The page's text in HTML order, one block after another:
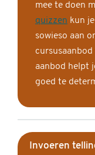
mee te doen
quizzen kun
sowieso aan
aanbod helpt
goed te
Invoeren